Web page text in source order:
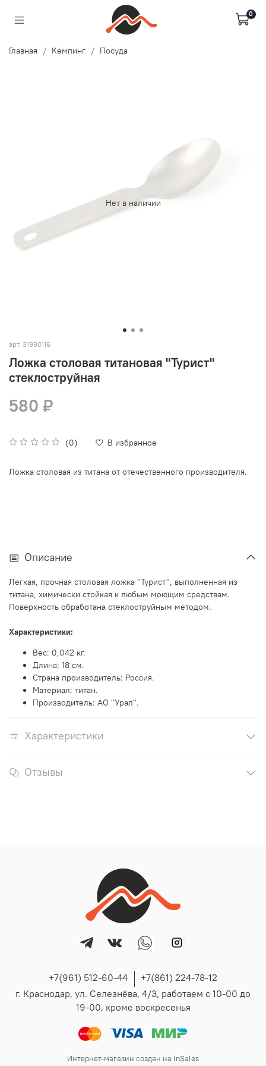
0
Главная Кемпинг Посуда
Нет в наличии
арт. 31990116
Ложка столовая титановая "Турист"
стеклоструйная
(0) В избранное
580 ₽
Ложка столовая из титана от отечественного производителя.
Описание
Легкая, прочная столовая ложка "Турист", выполненная из
титана, химически стойкая к любым моющим средствам.
Поверхность обработана стеклоструйным методом.
Характеристики:
Вес: 0,042 кг.
Длина: 18 см.
Страна производитель: Россия.
Материал: титан.
Производитель: АО "Урал".
Характеристики
Отзывы
+7(961) 512-60-44
+7(861) 224-78-12
г. Краснодар, ул. Селезнёва, 4/3, работаем с 10-00 до
19-00, кроме воскресенья
Интернет-магазин создан на InSales